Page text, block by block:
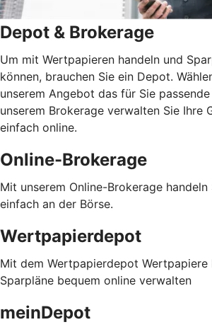
Depot & Brokerage
Um mit Wertpapieren handeln und
können, brauchen Sie ein Depot.
unserem Angebot das für Sie
unserem Brokerage verwalten Sie Ihre
einfach online.
Online-Brokerage
Mit unserem Online-Brokerage handeln
einfach an der Börse.
Wertpapierdepot
Mit dem Wertpapierdepot Wertpapiere
Sparpläne bequem online verwalten
meinDepot